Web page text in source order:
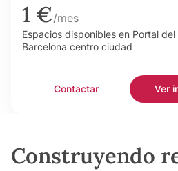
1 €/mes
Espacios disponibles en Portal del
Barcelona centro ciudad
Contactar Ver
Construyendo